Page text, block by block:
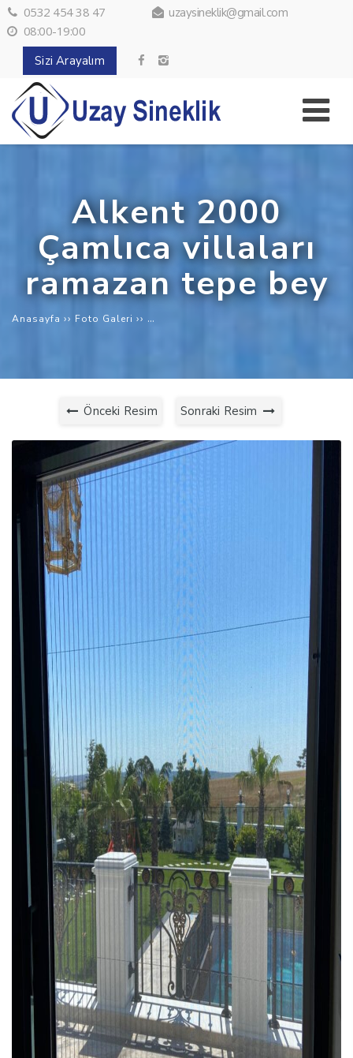
0532 454 38 47
uzaysineklik@gmail.com
08:00-19:00
Sizi Arayalım
Alkent 2000
Çamlıca villaları
ramazan tepe bey
Anasayfa ›› Foto Galeri ›› Alkent 2000 Çamlıca villaları ramazan
Önceki Resim Sonraki Resim